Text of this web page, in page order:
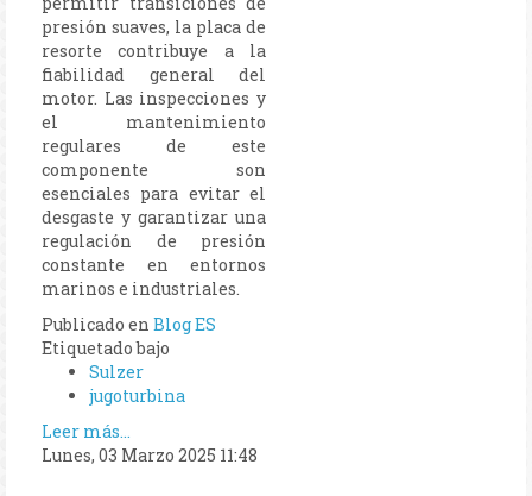
presión suaves, la placa de
resorte contribuye a la
fiabilidad general del
motor. Las inspecciones y
el mantenimiento
regulares de este
componente son
esenciales para evitar el
desgaste y garantizar una
regulación de presión
constante en entornos
marinos e industriales.
Publicado en Blog ES
Etiquetado bajo
Sulzer
jugoturbina
Leer más...
Lunes, 03 Marzo 2025 11:48